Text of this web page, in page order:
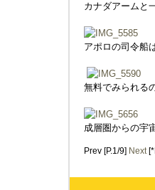
カナダアームと
アポロの司令船
無料でみられる
成層圏からの宇
Prev [P.1/9] Next